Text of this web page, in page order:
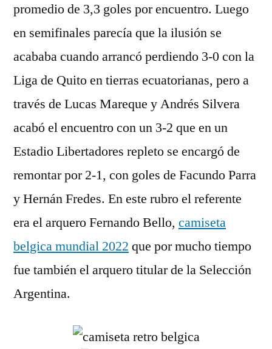
promedio de 3,3 goles por encuentro. Luego
en semifinales parecía que la ilusión se
acababa cuando arrancó perdiendo 3-0 con la
Liga de Quito en tierras ecuatorianas, pero a
través de Lucas Mareque y Andrés Silvera
acabó el encuentro con un 3-2 que en un
Estadio Libertadores repleto se encargó de
remontar por 2-1, con goles de Facundo Parra
y Hernán Fredes. En este rubro el referente
era el arquero Fernando Bello, camiseta
belgica mundial 2022 que por mucho tiempo
fue también el arquero titular de la Selección
Argentina.